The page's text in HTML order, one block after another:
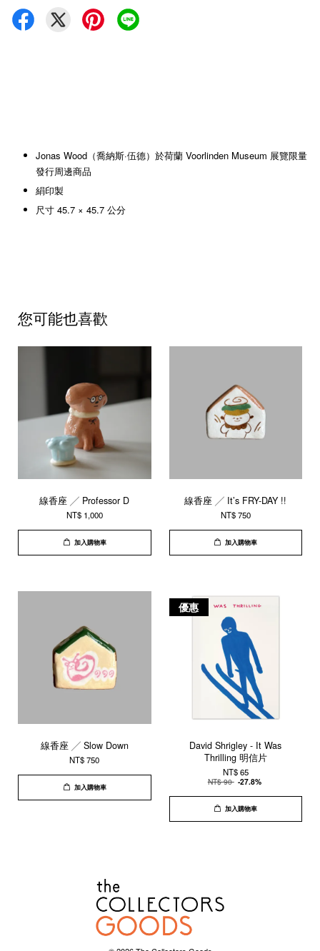
Jonas Wood（喬納斯·伍德）於荷蘭 Voorlinden Museum 展覽限量
發行周邊商品
絹印製
尺寸 45.7 × 45.7 公分
您可能也喜歡
線香座 ╱ Professor D
NT$ 1,000
加入購物車
線香座 ╱ It’s FRY-DAY !!
NT$ 750
加入購物車
線香座 ╱ Slow Down
NT$ 750
加入購物車
優惠
David Shrigley - It Was
Thrilling 明信片
NT$ 65
NT$ 90 -27.8%
加入購物車